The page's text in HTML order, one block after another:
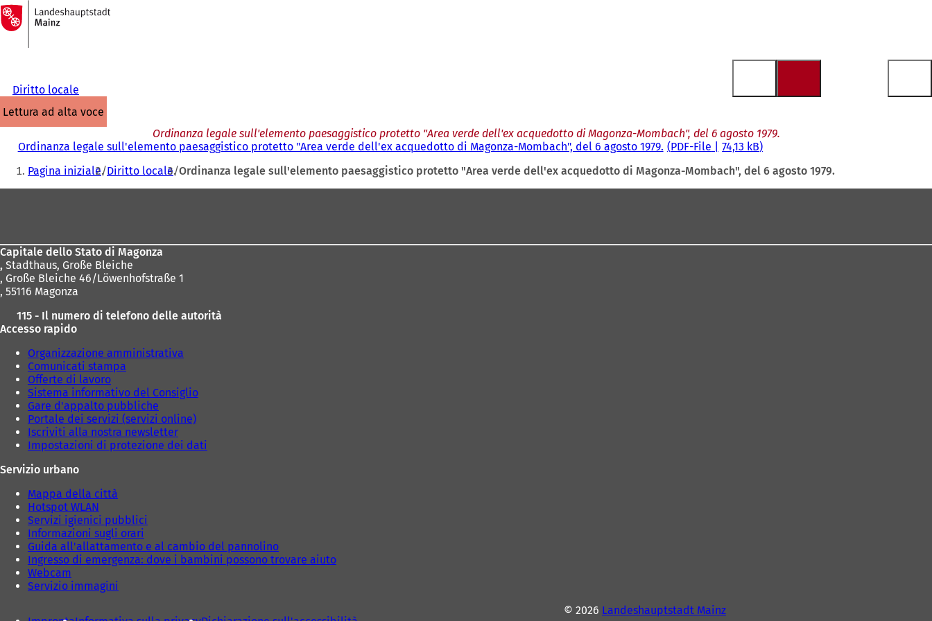
Vai al contenuto
Alla
pagina
iniziale
Diritto locale
lettura ad alta voce
Ordinanza legale sull'elemento paesaggistico protetto "Area verde dell'ex acquedotto di Magonza-Mombach", del 6 agosto 1979.
Ordinanza legale sull'elemento paesaggistico protetto "Area verde dell'ex acquedotto di Magonza-Mombach", del 6 agosto 1979. PDF-File 74,13 kB
Siete
qui:
Pagina iniziale Diritto locale Ordinanza legale sull'elemento paesaggistico protetto "Area verde dell'ex acquedotto di Magonza-Mombach", del 6 agosto 1979.
Capitale dello Stato di Magonza
, Stadthaus, Große Bleiche
, Große Bleiche 46/Löwenhofstraße 1
, 55116 Magonza
115 - Il numero di telefono delle autorità
Accesso rapido
Organizzazione amministrativa
Comunicati stampa
Offerte di lavoro
Sistema informativo del Consiglio
Gare d'appalto pubbliche
Portale dei servizi (servizi online)
Iscriviti alla nostra newsletter
Impostazioni di protezione dei dati
Servizio urbano
Mappa della città
Hotspot WLAN
Servizi igienici pubblici
Informazioni sugli orari
Guida all'allattamento e al cambio del pannolino
Ingresso di emergenza: dove i bambini possono trovare aiuto
Webcam
Servizio immagini
© 2026 Landeshauptstadt Mainz